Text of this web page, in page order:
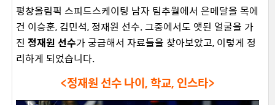
평창올림픽 스피드스케이팅 남자 팀추월에서 은메달을 목에
건 이승훈, 김민석, 정재원 선수. 그중에서도 앳된 얼굴을 가
진 정재원 선수가 궁금해서 자료들을 찾아보았고, 이렇게 정
리하게 되었습니다.
<정재원 선수 나이, 학교, 인스타>